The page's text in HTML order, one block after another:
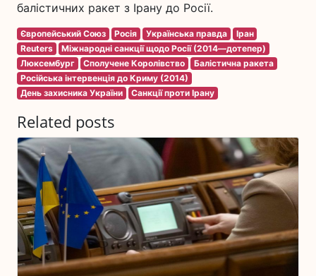
балістичних ракет з Ірану до Росії.
Європейський Союз Росія Українська правда
Іран
Reuters
Міжнародні санкції щодо Росії (2014—дотепер)
Люксембург
Сполучене Королівство
Балістична ракета
Російська інтервенція до Криму (2014)
День захисника України
Санкції проти Ірану
Related posts